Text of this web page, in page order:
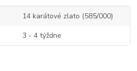
14 karátové zlato (585/000)
3 - 4 týždne